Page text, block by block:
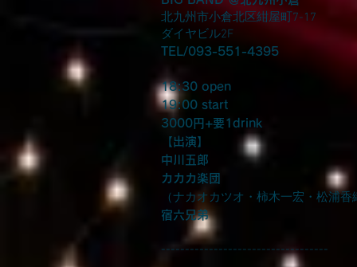
北九州市小倉北区紺屋町7-17
ダイヤビル2F
TEL/093-551-4395
18:30 open
19:00 start
3000円+要1drink
【出演】
中川五郎
カカカ楽団
（ナカオカツオ・柿木一宏・松浦香
宿六兄弟
-----------------------------------